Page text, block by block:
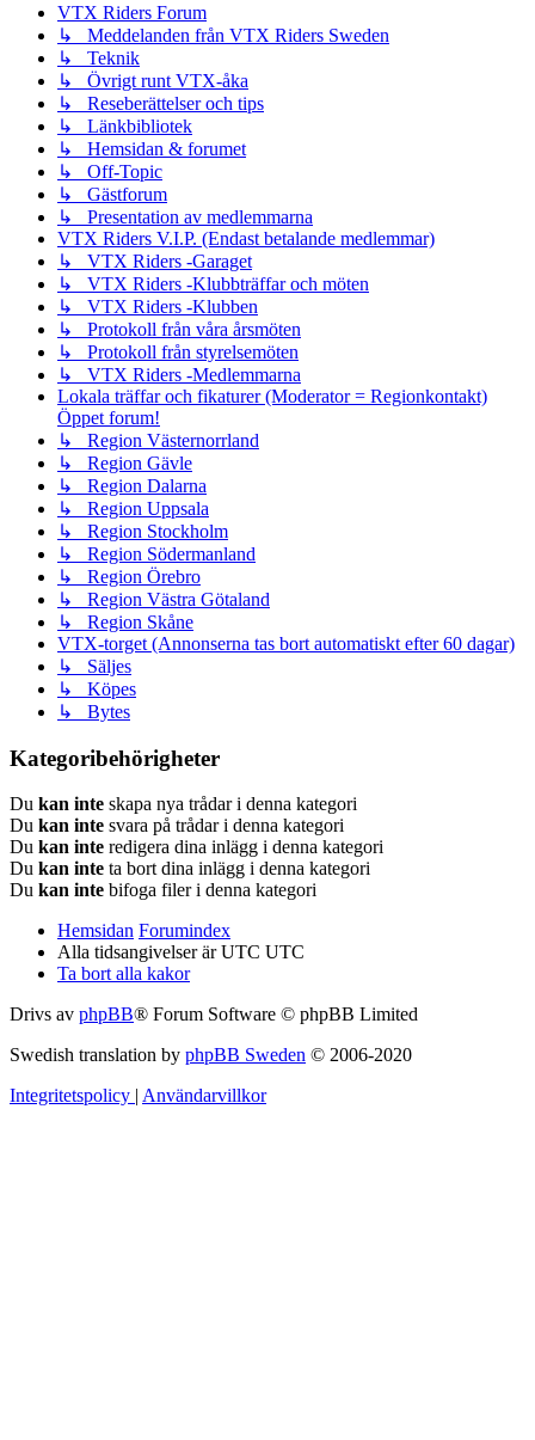
VTX Riders Forum
↳ Meddelanden från VTX Riders Sweden
↳ Teknik
↳ Övrigt runt VTX-åka
↳ Reseberättelser och tips
↳ Länkbibliotek
↳ Hemsidan & forumet
↳ Off-Topic
↳ Gästforum
↳ Presentation av medlemmarna
VTX Riders V.I.P. (Endast betalande medlemmar)
↳ VTX Riders -Garaget
↳ VTX Riders -Klubbträffar och möten
↳ VTX Riders -Klubben
↳ Protokoll från våra årsmöten
↳ Protokoll från styrelsemöten
↳ VTX Riders -Medlemmarna
Lokala träffar och fikaturer (Moderator = Regionkontakt)
Öppet forum!
↳ Region Västernorrland
↳ Region Gävle
↳ Region Dalarna
↳ Region Uppsala
↳ Region Stockholm
↳ Region Södermanland
↳ Region Örebro
↳ Region Västra Götaland
↳ Region Skåne
VTX-torget (Annonserna tas bort automatiskt efter 60 dagar)
↳ Säljes
↳ Köpes
↳ Bytes
Kategoribehörigheter
Du kan inte skapa nya trådar i denna kategori
Du kan inte svara på trådar i denna kategori
Du kan inte redigera dina inlägg i denna kategori
Du kan inte ta bort dina inlägg i denna kategori
Du kan inte bifoga filer i denna kategori
Hemsidan Forumindex
Alla tidsangivelser är UTC UTC
Ta bort alla kakor
Drivs av phpBB® Forum Software © phpBB Limited
Swedish translation by phpBB Sweden © 2006-2020
Integritetspolicy | Användarvillkor